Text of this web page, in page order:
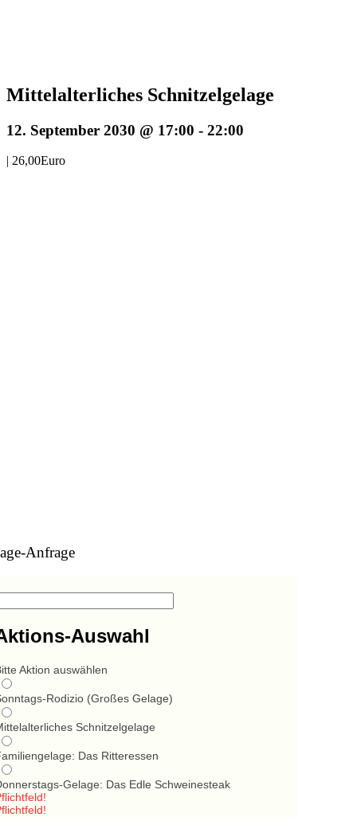
Mittelalterliches Schnitzelgelage
12. September 2030 @ 17:00 - 22:00
| 26,00Euro
Anfrage
Auswahl
Aktion auswählen
Rodizio (Großes Gelage)
Schnitzelgelage
Das Ritteressen
Gelage: Das Edle Schweinesteak